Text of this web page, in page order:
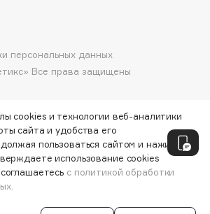
Все права защищены
персональных данных
cookies и технологии веб-аналитики
сайта и удобства его
пользоваться сайтом и нажимая
использование cookies
с политикой обработки